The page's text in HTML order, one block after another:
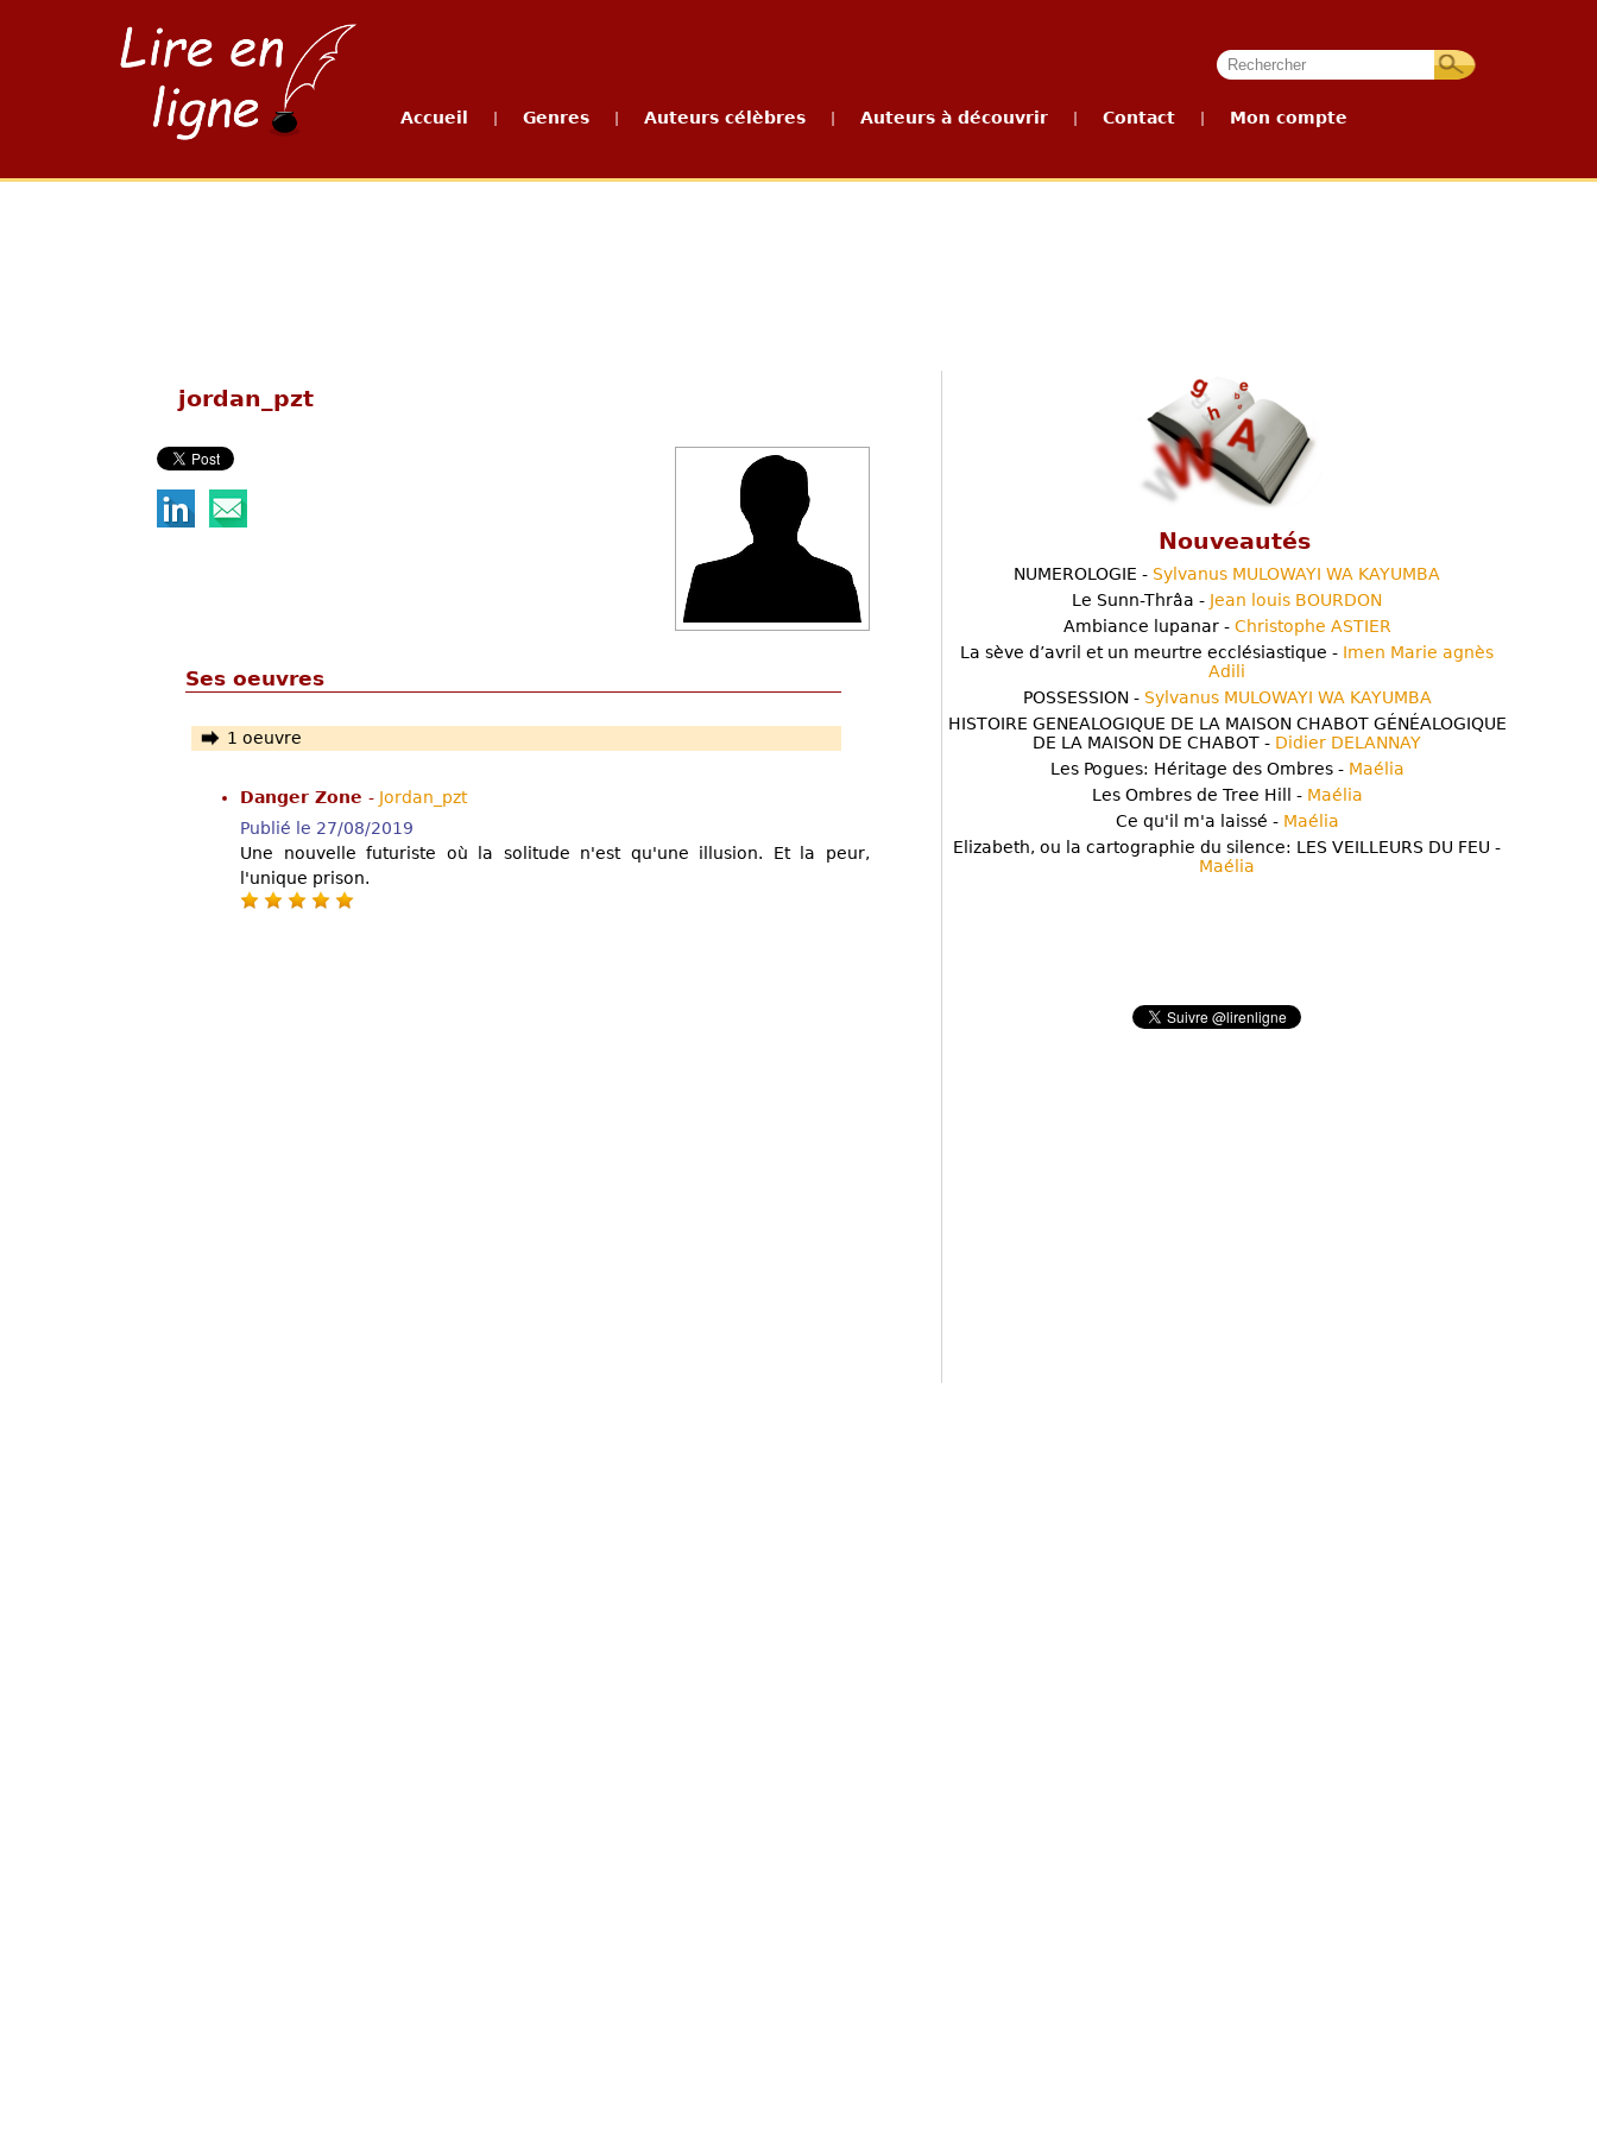
Accueil Genres Auteurs célèbres Auteurs à découvrir Contact Mon compte
jordan_pzt
Ses oeuvres
1 oeuvre
Danger Zone - Jordan_pzt
Publié le 27/08/2019
Une nouvelle futuriste où la solitude n'est qu'une illusion. Et la peur,
l'unique prison.
Nouveautés
NUMEROLOGIE - Sylvanus MULOWAYI WA KAYUMBA
Le Sunn-Thrâa - Jean louis BOURDON
Ambiance lupanar - Christophe ASTIER
La sève d’avril et un meurtre ecclésiastique - Imen Marie agnès
Adili
POSSESSION - Sylvanus MULOWAYI WA KAYUMBA
HISTOIRE GENEALOGIQUE DE LA MAISON CHABOT GÉNÉALOGIQUE
DE LA MAISON DE CHABOT - Didier DELANNAY
Les Pogues: Héritage des Ombres - Maélia
Les Ombres de Tree Hill - Maélia
Ce qu'il m'a laissé - Maélia
Elizabeth, ou la cartographie du silence: LES VEILLEURS DU FEU -
Maélia